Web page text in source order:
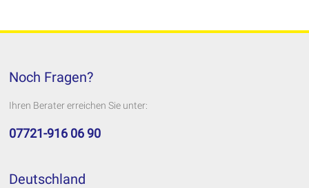
Noch Fragen?
Ihren Berater erreichen Sie unter:
07721-916 06 90
Deutschland